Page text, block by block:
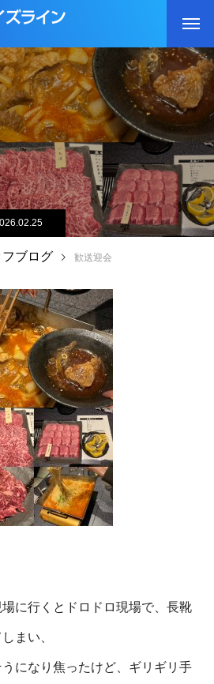
フブログ 歓送迎会
に行くとドロドロ現場で、長靴
まい、
になり焦ったけど、ギリギリ手